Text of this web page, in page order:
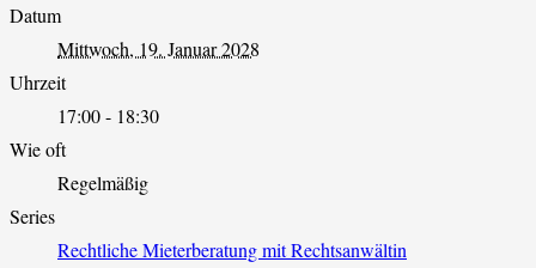
Datum
Mittwoch, 19. Januar 2028
Uhrzeit
17:00 - 18:30
Wie oft
Regelmäßig
Series
Rechtliche Mieterberatung mit Rechtsanwältin